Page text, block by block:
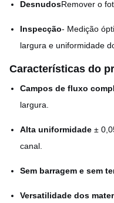
DesnudosRemover o
Inspecção- Medição
largura e uniformidade
Características do
Campos de fluxo
largura.
Alta uniformidade ±
canal.
Sem barragem e sem
Versatilidade dos